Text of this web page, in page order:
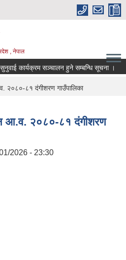
, नेपाल
कार्यक्रम सञ्चालन हुने सम्बन्धि सूचना ।
२०८०-८१ दंगीशरण गाउँपालिका
आ.व. २०८०-८१ दंगीशरण
2026 - 23:30